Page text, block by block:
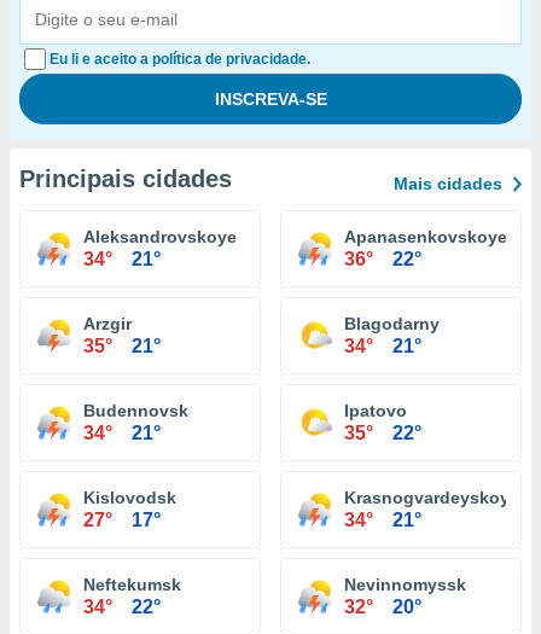
Eu li e aceito a política de privacidade.
Principais cidades Mais cidades
Aleksandrovskoye
34° 21°
Apanasenkovskoye
36° 22°
Arzgir
35° 21°
Blagodarny
34° 21°
Budennovsk
34° 21°
Ipatovo
35° 22°
Kislovodsk
27° 17°
Krasnogvardeyskoye
34° 21°
Neftekumsk
34° 22°
Nevinnomyssk
32° 20°